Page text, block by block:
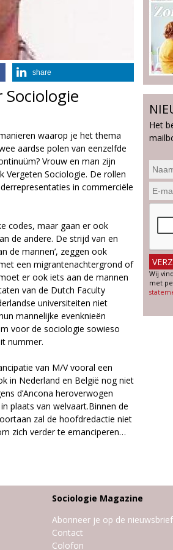
share
waarop je het thema
aardse polen van eenzelfde
Vrouw en man zijn
Vergeten Sociologie. De rollen
in commerciële
codes, maar gaan er ook
de andere. De strijd van en
de mannen’, zeggen ook
een migrantenachtergrond of
er ook iets aan de mannen
van de Dutch Faculty
universiteiten niet
mannelijke evenknieën
voor de sociologie sowieso
nummer.
van M/V vooral een
in Nederland en België nog niet
d’Ancona heroverwogen
plaats van welvaart.Binnen de
zal de hoofdredactie niet
zich verder te emanciperen…
Het
Wij
met
Sociologie Magazine
Abonneer je op de nieuwsbrief
Contact
Colofon